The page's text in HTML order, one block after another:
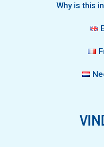
Why is this